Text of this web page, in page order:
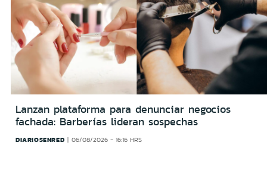
Lanzan plataforma para denunciar negocios
fachada: Barberías lideran sospechas
DIARIOSENRED 06/08/2026 - 16:16 HRS